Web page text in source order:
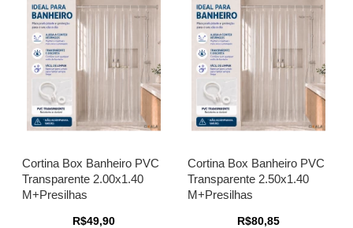
Cortina Box Banheiro PVC
Transparente 2.00x1.40
M+Presilhas
R$49,90
Cortina Box Banheiro PVC
Transparente 2.50x1.40
M+Presilhas
R$80,85